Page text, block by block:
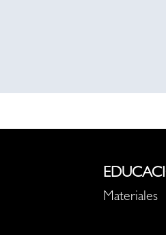
Materiales